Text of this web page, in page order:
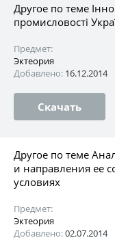
Другое по теме
промисловості
Предмет:
Эктеория
Добавлено: 16.12.2014
Скачать
Другое по теме
и направления ее
условиях
Предмет:
Эктеория
Добавлено:02.07.2014